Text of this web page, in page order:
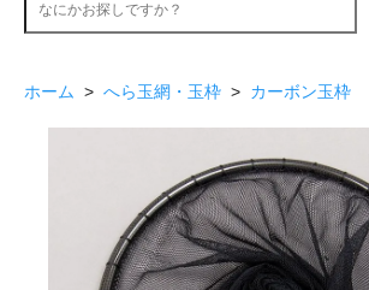
ホーム > へら玉網・玉枠 > カーボン玉枠